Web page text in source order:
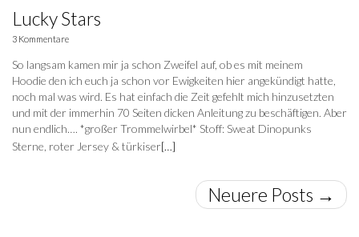
Lucky Stars
3 Kommentare
So langsam kamen mir ja schon Zweifel auf, ob es mit meinem
Hoodie den ich euch ja schon vor Ewigkeiten hier angekündigt hatte,
noch mal was wird. Es hat einfach die Zeit gefehlt mich hinzusetzten
und mit der immerhin 70 Seiten dicken Anleitung zu beschäftigen. Aber
nun endlich…. *großer Trommelwirbel* Stoff: Sweat Dinopunks
Sterne, roter Jersey & türkiser[…]
Neuere Posts →